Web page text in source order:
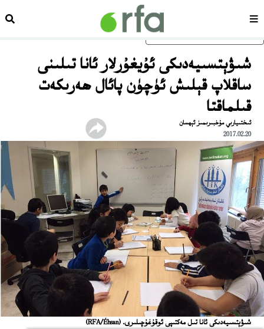
ئاساسلىق مەزمۇنغا ئاتلاڭسەھىپە
شىۋېتسىيەدىكى ئۇيغۇرلار ئانا تىلىنى
ساقلاپ قېلىش ئۈچۈن پائال ھەرىكەت
قىلماقتا
ئىختىيارىي مۇخبىرىمىز ئېھسان
2017.02.20
شىۋېتسىيەدىكى ئانا تىل مەكتىپى ئوقۇغۇچىلىرى.(RFA/Éhsan)